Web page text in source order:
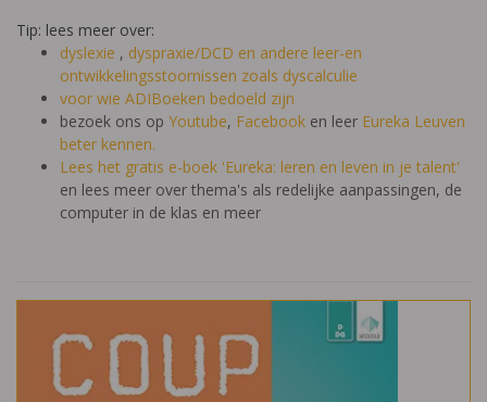
Tip: lees meer over:
dyslexie , dyspraxie/DCD en andere leer-en
ontwikkelingsstoornissen zoals dyscalculie
voor wie ADIBoeken bedoeld zijn
bezoek ons op Youtube, Facebook en leer Eureka Leuven
beter kennen.
Lees het gratis e-boek 'Eureka: leren en leven in je talent'
en lees meer over thema's als redelijke aanpassingen, de
computer in de klas en meer